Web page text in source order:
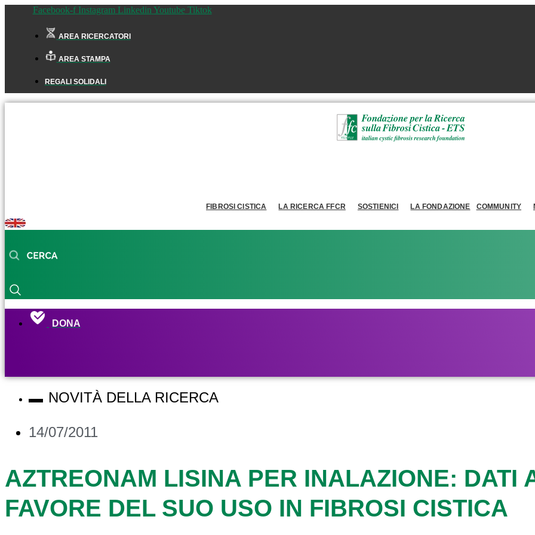
Facebook-f Instagram Linkedin Youtube Tiktok
AREA RICERCATORI
AREA STAMPA
REGALI SOLIDALI
FIBROSI CISTICA LA RICERCA FFCR SOSTIENICI LA FONDAZIONE COMMUNITY
DONA
NOVITÀ DELLA RICERCA
14/07/2011
AZTREONAM LISINA PER INALAZIONE: DATI
FAVORE DEL SUO USO IN FIBROSI CISTICA